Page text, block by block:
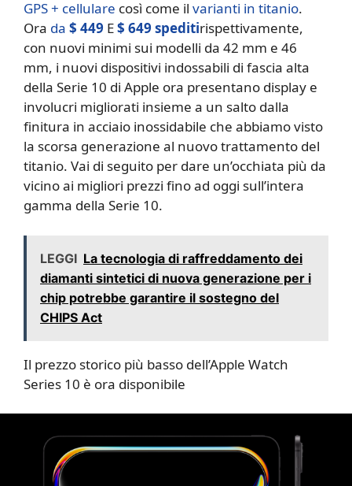
GPS + cellulare così come il varianti in titanio.
Ora da $ 449 E$ 649 speditirispettivamente,
con nuovi minimi sui modelli da 42 mm e 46
mm, i nuovi dispositivi indossabili di fascia alta
della Serie 10 di Apple ora presentano display e
involucri migliorati insieme a un salto dalla
finitura in acciaio inossidabile che abbiamo visto
la scorsa generazione al nuovo trattamento del
titanio. Vai di seguito per dare un’occhiata più da
vicino ai migliori prezzi fino ad oggi sull’intera
gamma della Serie 10.
LEGGI La tecnologia di raffreddamento dei
diamanti sintetici di nuova generazione per i
chip potrebbe garantire il sostegno del
CHIPS Act
Il prezzo storico più basso dell’Apple Watch
Series 10 è ora disponibile